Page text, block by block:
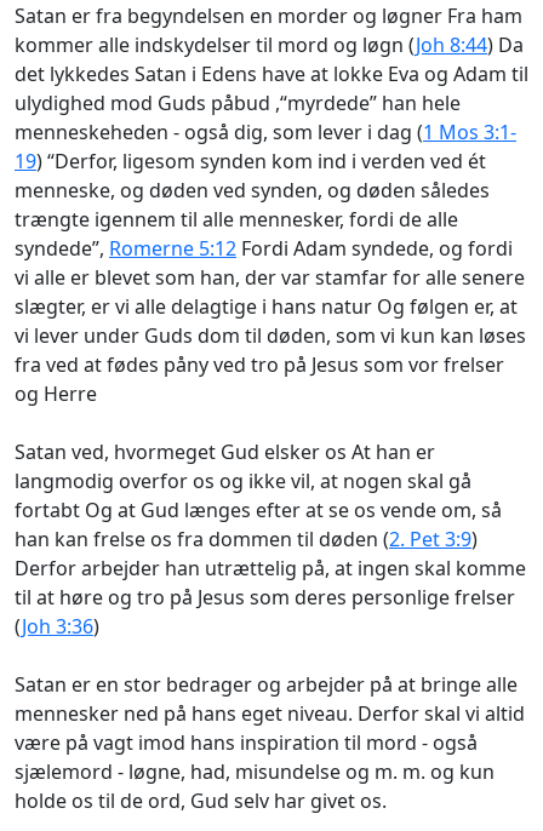
Satan er fra begyndelsen en morder og løgner Fra ham
kommer alle indskydelser til mord og løgn (Joh 8:44) Da
det lykkedes Satan i Edens have at lokke Eva og Adam til
ulydighed mod Guds påbud ,“myrdede” han hele
menneskeheden - også dig, som lever i dag (1 Mos 3:1-
19) “Derfor, ligesom synden kom ind i verden ved ét
menneske, og døden ved synden, og døden således
trængte igennem til alle mennesker, fordi de alle
syndede”, Romerne 5:12 Fordi Adam syndede, og fordi
vi alle er blevet som han, der var stamfar for alle senere
slægter, er vi alle delagtige i hans natur Og følgen er, at
vi lever under Guds dom til døden, som vi kun kan løses
fra ved at fødes påny ved tro på Jesus som vor frelser
og Herre
Satan ved, hvormeget Gud elsker os At han er
langmodig overfor os og ikke vil, at nogen skal gå
fortabt Og at Gud længes efter at se os vende om, så
han kan frelse os fra dommen til døden (2. Pet 3:9)
Derfor arbejder han utrættelig på, at ingen skal komme
til at høre og tro på Jesus som deres personlige frelser
(Joh 3:36)
Satan er en stor bedrager og arbejder på at bringe alle
mennesker ned på hans eget niveau. Derfor skal vi altid
være på vagt imod hans inspiration til mord - også
sjælemord - løgne, had, misundelse og m. m. og kun
holde os til de ord, Gud selv har givet os.